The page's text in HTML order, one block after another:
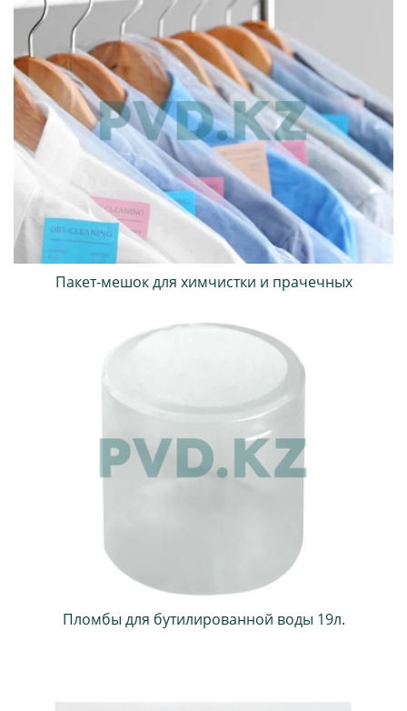
Пакет-мешок для химчистки и прачечных
Пломбы для бутилированной воды 19л.